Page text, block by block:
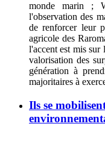
monde marin ;
l'observation des
de renforcer leur
agricole des
l'accent est mis sur
valorisation des
génération à
majoritaires à
Ils se